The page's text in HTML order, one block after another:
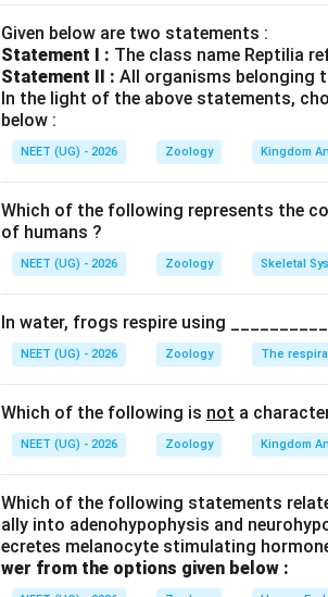
Step 2: Detailed Explanation:
- અસ્થિ મજ્જા (Bone marrow) અને
- ટોન્સિલ્સ અને સ્પ્લીન (બરોળ) એ
Step 3: Final Answer:
માત્ર (b) અને (c) દ્વિતીય લસિકા અંગો છે.
Download Solution in PDF
Given below are two statements :
Statement I : The class name Reptilia
Statement II : All organisms belonging
In the light of the above statements,
below :
NEET (UG) - 2026 Zoology Kingdom
Which of the following represents the
of humans ?
NEET (UG) - 2026 Zoology Skeletal
In water, frogs respire using
NEET (UG) - 2026 Zoology The
Which of the following is not a
NEET (UG) - 2026 Zoology Kingdom
Which of the following statements
ally into adenohypophysis and
ecretes melanocyte stimulating
wer from the options given below :